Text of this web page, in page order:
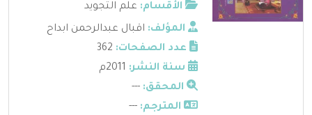
الأقسام: علم التجويد
المؤلف: اقبال عبدالرحمن ابداح
عدد الصفحات:
سنة النشر:
المحقق: ---
المترجم: ---